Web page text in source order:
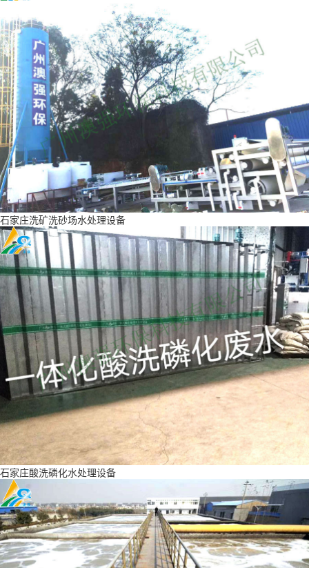
石家庄洗矿洗砂场水处理设备
石家庄酸洗磷化水处理设备